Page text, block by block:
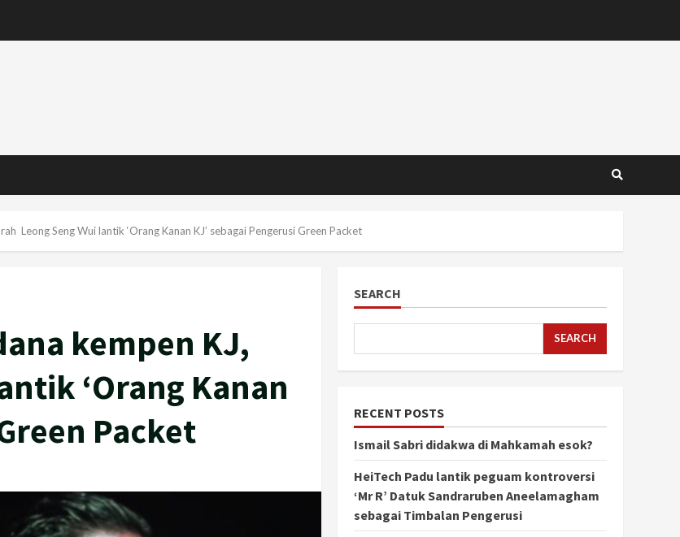
Leong Seng Wui lantik ‘Orang Kanan KJ’ sebagai Pengerusi Green Packet
kempen KJ,
‘Orang Kanan
Packet
SEARCH
SEARCH
RECENT POSTS
Ismail Sabri didakwa di Mahkamah esok?
HeiTech Padu lantik peguam kontroversi
‘Mr R’ Datuk Sandraruben Aneelamagham
sebagai Timbalan Pengerusi